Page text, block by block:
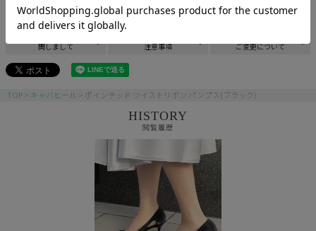
関しまして
注意事項
ご変更について
TOP キャバヒール ポインテッド ツイストリボン パンプス(ブラック)
HISTORY
閲覧履歴